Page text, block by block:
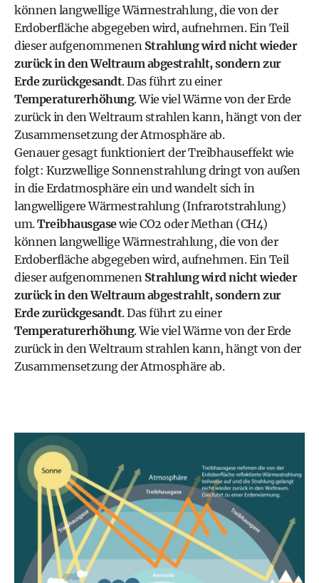
können langwellige Wärmestrahlung, die von der
Erdoberfläche abgegeben wird, aufnehmen. Ein Teil
dieser aufgenommenen Strahlung wird nicht wieder
zurück in den Weltraum abgestrahlt, sondern zur
Erde zurückgesandt. Das führt zu einer
Temperaturerhöhung. Wie viel Wärme von der Erde
zurück in den Weltraum strahlen kann, hängt von der
Zusammensetzung der Atmosphäre ab.
Genauer gesagt funktioniert der Treibhauseffekt wie
folgt: Kurzwellige Sonnenstrahlung dringt von außen
in die Erdatmosphäre ein und wandelt sich in
langwelligere Wärmestrahlung (Infrarotstrahlung)
um.Treibhausgasewie CO2 oder Methan (CH4)
können langwellige Wärmestrahlung, die von der
Erdoberfläche abgegeben wird, aufnehmen. Ein Teil
dieser aufgenommenen Strahlung wird nicht wieder
zurück in den Weltraum abgestrahlt, sondern zur
Erde zurückgesandt. Das führt zu einer
Temperaturerhöhung. Wie viel Wärme von der Erde
zurück in den Weltraum strahlen kann, hängt von der
Zusammensetzung der Atmosphäre ab.